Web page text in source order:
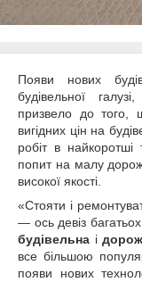
Появи нових
будівельної
призвело до того,
вигідних цін на
робіт в
попит на малу
високої якості.
«Стояти і
— ось девіз
будівельна і
все більшою
появи нових